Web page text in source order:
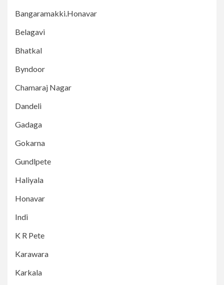
Bangaramakki.Honavar
Belagavi
Bhatkal
Byndoor
Chamaraj Nagar
Dandeli
Gadaga
Gokarna
Gundlpete
Haliyala
Honavar
Indi
K R Pete
Karawara
Karkala